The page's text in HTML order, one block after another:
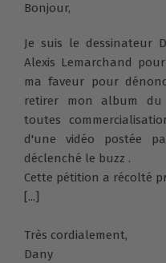
Bonjour,
Je suis le dessinateur
Alexis Lemarchand
ma faveur pour
retirer mon album du
toutes
d'une vidéo postée
déclenché le buzz .
Cette pétition a récolté
[...]
Très cordialement,
Dany